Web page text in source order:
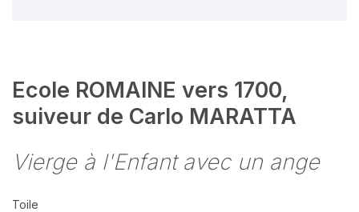
Ecole ROMAINE vers 1700,
suiveur de Carlo MARATTA
Vierge à l'Enfant avec un ange
Toile